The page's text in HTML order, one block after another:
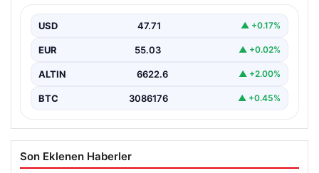
USD 47.71 ▲ +0.17%
EUR 55.03 ▲ +0.02%
ALTIN 6622.6 ▲ +2.00%
BTC 3086176 ▲ +0.45%
Son Eklenen Haberler